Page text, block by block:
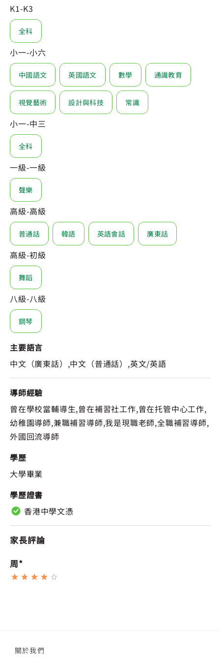
K1-K3
全科
小一-小六
中國語文 英國語文 數學 通識教育
視覺藝術 設計與科技 常識
小一-中三
全科
一級-一級
聲樂
高級-高級
普通話 韓語 英語會話 廣東話
高級-初級
舞蹈
八級-八級
鋼琴
主要語言
中文（廣東話）,中文（普通話）,英文/英語
導師經驗
曾在學校當輔導生,曾在補習社工作,曾在托管中心工作,
幼稚園導師,兼職補習導師,我是現職老師,全職補習導師,
外國回流導師
學歷
大學畢業
學歷證書
香港中學文憑
家長評論
周*
關於我們